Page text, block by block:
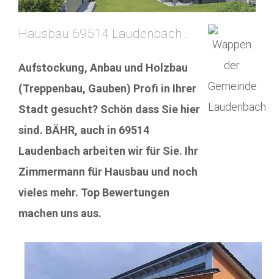
Hausbau 69514 Laudenbach .
Aufstockung, Anbau und Holzbau
(Treppenbau, Gauben) Profi in Ihrer
Stadt gesucht? Schön dass Sie hier
sind. BÄHR, auch in 69514
Laudenbach arbeiten wir für Sie. Ihr
Zimmermann für Hausbau und noch
vieles mehr. Top Bewertungen
machen uns aus.